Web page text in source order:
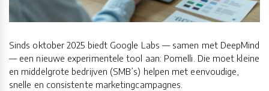
Sinds oktober 2025 biedt Google Labs — samen met DeepMind
— een nieuwe experimentele tool aan: Pomelli. Die moet kleine
en middelgrote bedrijven (SMB’s) helpen met eenvoudige,
snelle en consistente marketingcampagnes.